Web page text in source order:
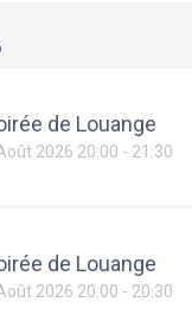
de Louange
2026 20:00 - 21:30
de Louange
2026 20:00 - 20:30